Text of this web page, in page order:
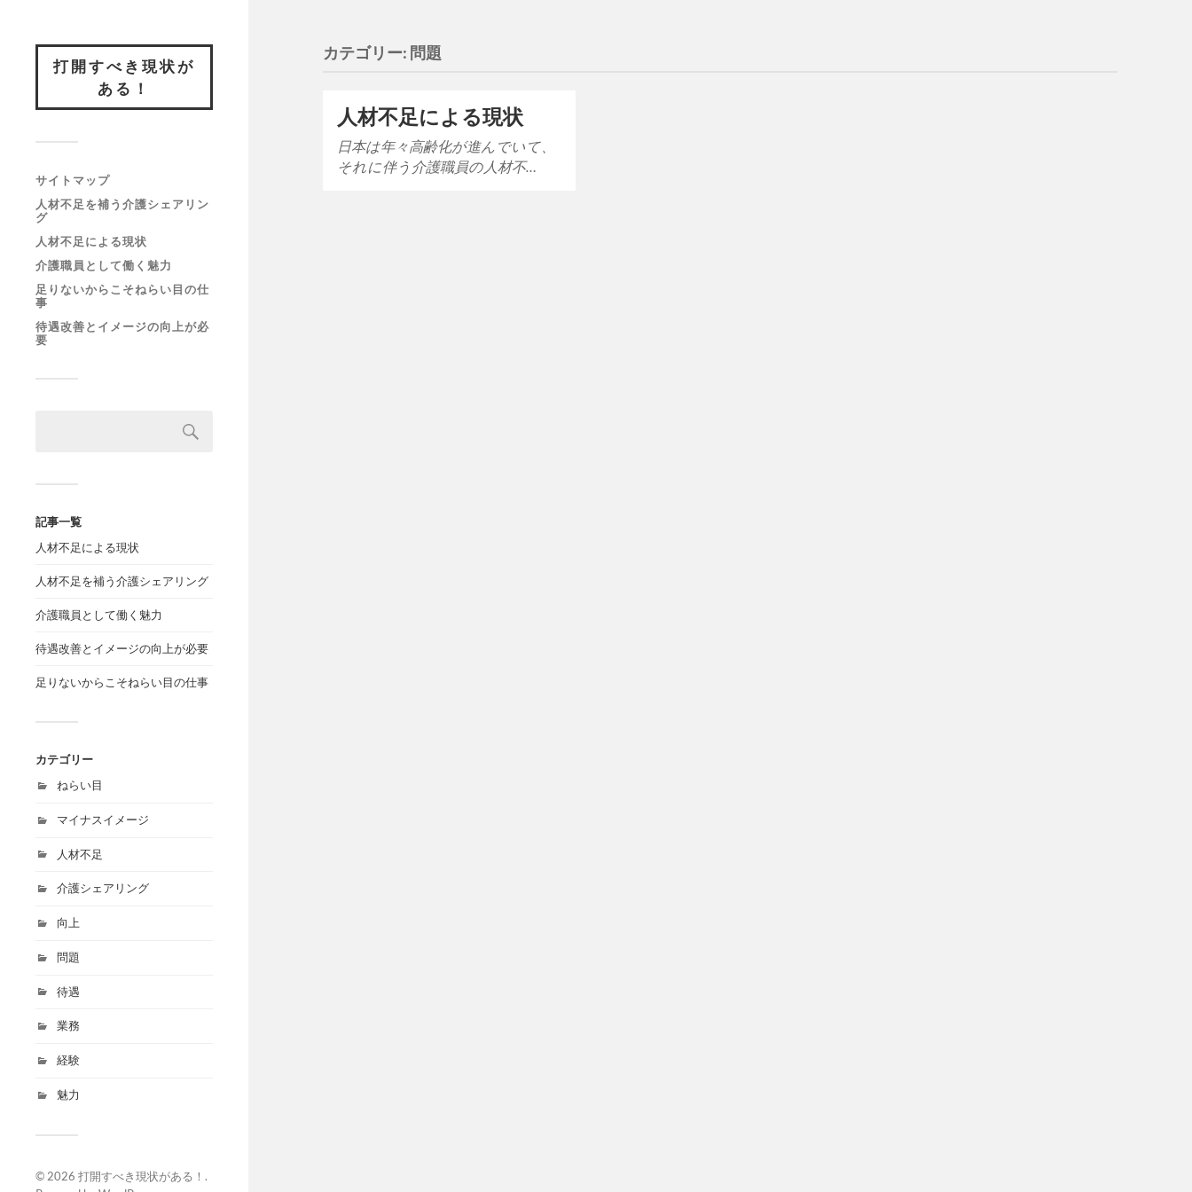
打開すべき現状が
ある！
サイトマップ
人材不足を補う介護シェアリン
グ
人材不足による現状
介護職員として働く魅力
足りないからこそねらい目の仕
事
待遇改善とイメージの向上が必
要
記事一覧
人材不足による現状
人材不足を補う介護シェアリング
介護職員として働く魅力
待遇改善とイメージの向上が必要
足りないからこそねらい目の仕事
カテゴリー
ねらい目
マイナスイメージ
人材不足
介護シェアリング
向上
問題
待遇
業務
経験
魅力
© 2026 打開すべき現状がある！ .
カテゴリー: 問題
人材不足による現状
日本は年々高齢化が進んでいて、
それに伴う介護職員の人材不…